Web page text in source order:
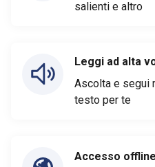
salienti e altro
Leggi ad alta
Ascolta e segui
testo per te
Accesso offline